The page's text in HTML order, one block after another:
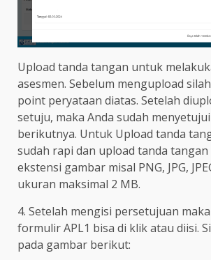
Upload tanda tangan untuk
asesmen. Sebelum mengupload
point peryataan diatas. Setelah
setuju, maka Anda sudah
berikutnya. Untuk Upload tanda
sudah rapi dan upload tanda
ekstensi gambar misal PNG, JPG,
ukuran maksimal 2 MB.
4. Setelah mengisi persetujuan
formulir APL1 bisa di klik atau diisi.
pada gambar berikut: